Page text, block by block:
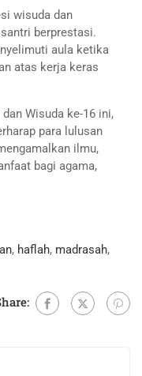
wisuda dan
berprestasi.
aula ketika
atas kerja keras
Wisuda ke-16 ini,
para lulusan
ilmu,
bagi agama,
, haflah, madrasah,